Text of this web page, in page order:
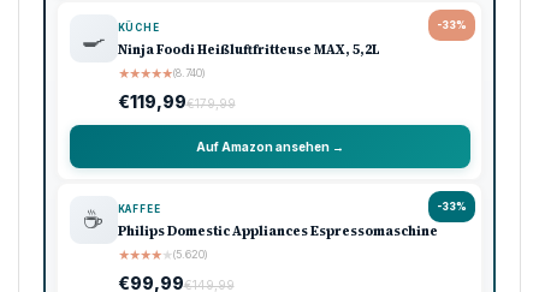
-33%
🍳 KÜCHE
Ninja Foodi Heißluftfritteuse MAX, 5,2L
★★★★★(8.740)
€119,99€179,99
Auf Amazon ansehen →
-33%
☕ KAFFEE
Philips Domestic Appliances Espressomaschine
★★★★★(5.620)
€99,99€149,99